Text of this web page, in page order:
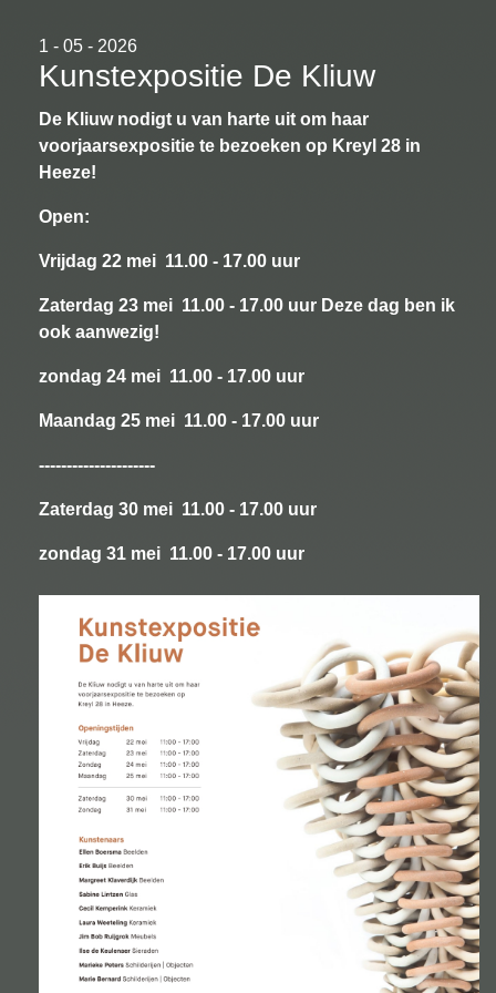
1 - 05 - 2026
Kunstexpositie De Kliuw
De Kliuw nodigt u van harte uit om haar
voorjaarsexpositie te bezoeken op Kreyl 28 in
Heeze!
Open:
Vrijdag 22 mei 11.00 - 17.00 uur
Zaterdag 23 mei 11.00 - 17.00 uur Deze dag ben ik
ook aanwezig!
zondag 24 mei 11.00 - 17.00 uur
Maandag 25 mei 11.00 - 17.00 uur
---------------------
Zaterdag 30 mei 11.00 - 17.00 uur
zondag 31 mei 11.00 - 17.00 uur